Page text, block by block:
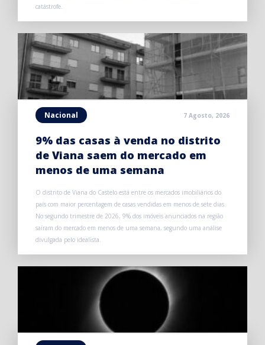
catástrofe.
Nacional 7 Agosto, 2026
9% das casas à venda no distrito
de Viana saem do mercado em
menos de uma semana
O distrito de Viana do Castelo está entre os mercados imobiliários do
país com maior percentagem de casas vendidas em menos de sete dias.
No segundo trimestre de 2026, 9% dos imóveis anunciados na região
saíram do mercado em menos de uma semana, segundo uma análise
divulgada pelo idealista.